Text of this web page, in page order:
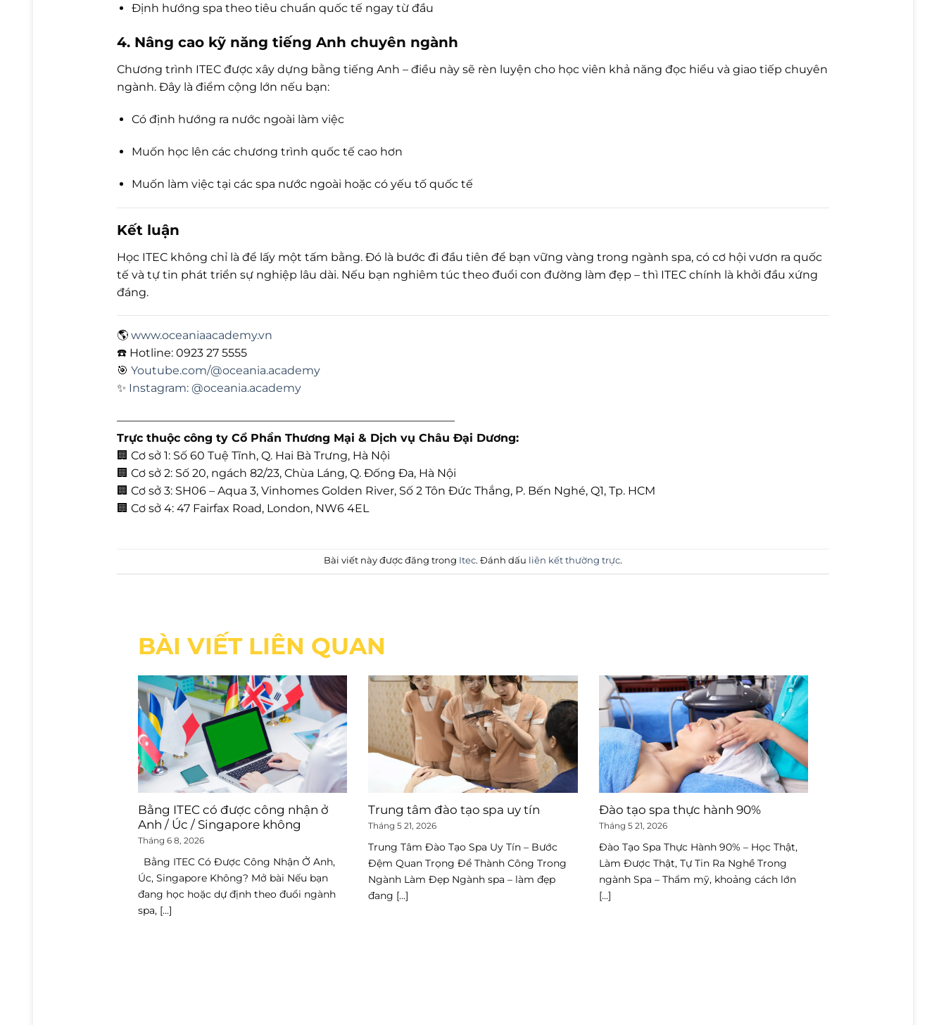
Định hướng spa theo tiêu chuẩn quốc tế ngay từ đầu
4. Nâng cao kỹ năng tiếng Anh chuyên ngành
Chương trình ITEC được xây dựng bằng tiếng Anh – điều này sẽ rèn luyện cho học viên khả năng đọc hiểu và giao tiếp chuyên
ngành. Đây là điểm cộng lớn nếu bạn:
Có định hướng ra nước ngoài làm việc
Muốn học lên các chương trình quốc tế cao hơn
Muốn làm việc tại các spa nước ngoài hoặc có yếu tố quốc tế
Kết luận
Học ITEC không chỉ là để lấy một tấm bằng. Đó là bước đi đầu tiên để bạn vững vàng trong ngành spa, có cơ hội vươn ra quốc
tế và tự tin phát triển sự nghiệp lâu dài. Nếu bạn nghiêm túc theo đuổi con đường làm đẹp – thì ITEC chính là khởi đầu xứng
đáng.
🌎www.oceaniaacademy.vn
☎️ Hotline: 0923 27 5555
🎯Youtube.com/@oceania.academy
✨ Instagram: @oceania.academy
——————————————————————————————
Trực thuộc công ty Cổ Phần Thương Mại & Dịch vụ Châu Đại Dương:
🏢 Cơ sở 1: Số 60 Tuệ Tĩnh, Q. Hai Bà Trưng, Hà Nội
🏢 Cơ sở 2: Số 20, ngách 82/23, Chùa Láng, Q. Đống Đa, Hà Nội
🏢 Cơ sở 3: SH06 – Aqua 3, Vinhomes Golden River, Số 2 Tôn Đức Thắng, P. Bến Nghé, Q1, Tp. HCM
🏢 Cơ sở 4: 47 Fairfax Road, London, NW6 4EL
Bài viết này được đăng trong Itec. Đánh dấu liên kết thường trực.
BÀI VIẾT LIÊN QUAN
Bằng ITEC có được công nhận ở
Anh / Úc / Singapore không
Tháng 6 8, 2026
Bằng ITEC Có Được Công Nhận Ở Anh,
Úc, Singapore Không? Mở bài Nếu bạn
đang học hoặc dự định theo đuổi ngành
spa, [...]
Trung tâm đào tạo spa uy tín
Tháng 5 21, 2026
Trung Tâm Đào Tạo Spa Uy Tín – Bước
Đệm Quan Trọng Để Thành Công Trong
Ngành Làm Đẹp Ngành spa – làm đẹp
đang [...]
Đào tạo spa thực hành 90%
Tháng 5 21, 2026
Đào Tạo Spa Thực Hành 90% – Học Thật,
Làm Được Thật, Tự Tin Ra Nghề Trong
ngành Spa – Thẩm mỹ, khoảng cách lớn
[...]